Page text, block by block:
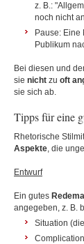
z. B.:
noch nicht
Pause: Eine
Publikum
Bei diesen und
sie nicht zu oft
sie sich ab.
Tipps für eine
Rhetorische
Aspekte, die
Entwurf
Ein gutes
angegeben, z. B.
Situation